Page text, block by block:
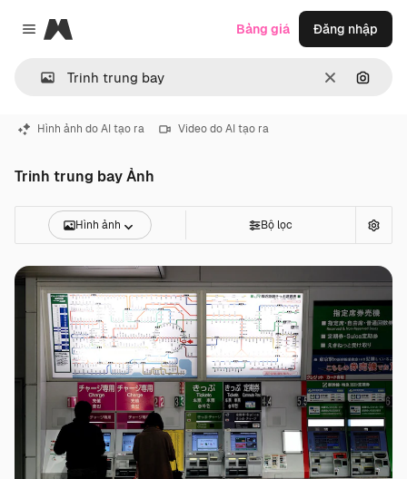
Close menu
Magnific
ThôngTìm
Bảng giá Đăng nhập
Hình ảnh do AI tạo ra Video do AI tạo ra
Trinh trung bay Ảnh
Hình ảnh Bộ lọc